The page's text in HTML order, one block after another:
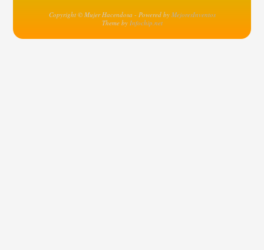
Copyright © Mujer Hacendosa - Powered by MejoresInventos
Theme by Infochip.net